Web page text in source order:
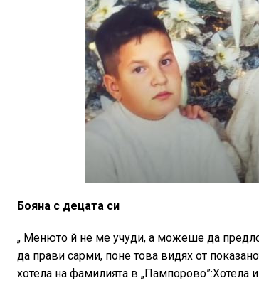
Бояна с децата си
„ Менюто й не ме учуди, а можеше да
да прави сарми, поне това видях от
хотела на фамилията в „Пампорово”:Хотела